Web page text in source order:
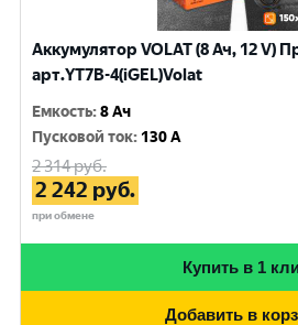
Аккумулятор VOLAT (8 Ач, 12 V)
арт.YT7B-4(iGEL)Volat
Емкость:8 Ач
Пусковой ток: 130 A
2 314руб.
2 242 руб.
при обмене
Купить в 1
Добавить в